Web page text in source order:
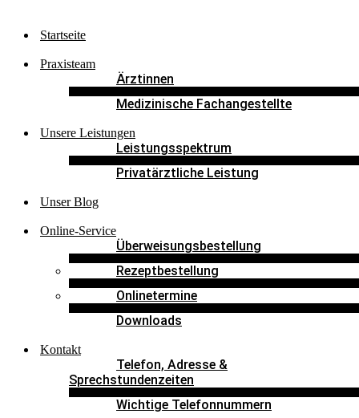
Startseite
Praxisteam
Ärztinnen
Medizinische Fachangestellte
Unsere Leistungen
Leistungsspektrum
Privatärztliche Leistung
Unser Blog
Online-Service
Überweisungsbestellung
Rezeptbestellung
Onlinetermine
Downloads
Kontakt
Telefon, Adresse &
Sprechstundenzeiten
Wichtige Telefonnummern